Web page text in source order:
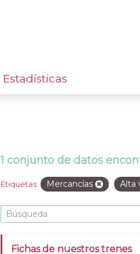
Estadísticas
1 conjunto de datos
Etiquetas: Mercancías Alta
Fichas de nuestros trenes